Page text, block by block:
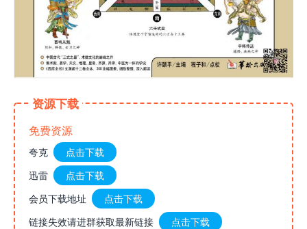
资源下载
免费资源
夸克
点击下载
迅雷
点击下载
会员下载地址
点击下载
链接失效请进群获取最新链接
点击下载